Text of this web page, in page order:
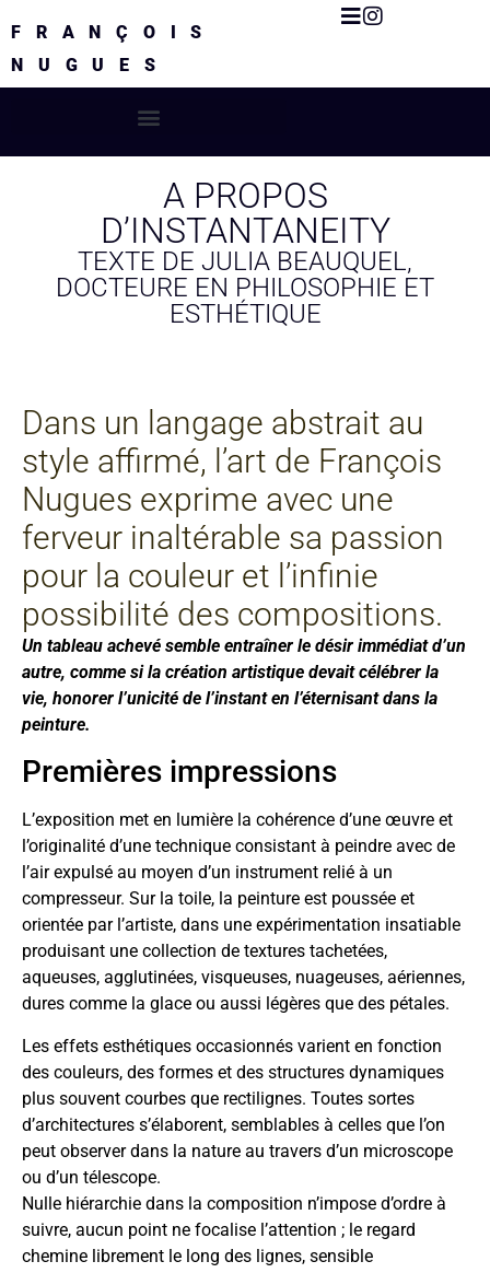
FRANÇOIS
NUGUES
A PROPOS
D’INSTANTANEITY
TEXTE DE JULIA BEAUQUEL,
DOCTEURE EN PHILOSOPHIE ET
ESTHÉTIQUE
Dans un langage abstrait au
style affirmé, l’art de François
Nugues exprime avec une
ferveur inaltérable sa passion
pour la couleur et l’infinie
possibilité des compositions.
Un tableau achevé semble entraîner le désir immédiat d’un
autre, comme si la création artistique devait célébrer la
vie, honorer l’unicité de l’instant en l’éternisant dans la
peinture.
Premières impressions
L’exposition met en lumière la cohérence d’une œuvre et
l’originalité d’une technique consistant à peindre avec de
l’air expulsé au moyen d’un instrument relié à un
compresseur. Sur la toile, la peinture est poussée et
orientée par l’artiste, dans une expérimentation insatiable
produisant une collection de textures tachetées,
aqueuses, agglutinées, visqueuses, nuageuses, aériennes,
dures comme la glace ou aussi légères que des pétales.
Les effets esthétiques occasionnés varient en fonction
des couleurs, des formes et des structures dynamiques
plus souvent courbes que rectilignes. Toutes sortes
d’architectures s’élaborent, semblables à celles que l’on
peut observer dans la nature au travers d’un microscope
ou d’un télescope.
Nulle hiérarchie dans la composition n’impose d’ordre à
suivre, aucun point ne focalise l’attention ; le regard
chemine librement le long des lignes, sensible